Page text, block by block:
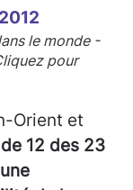
le monde -
pour
Orient et
12 des 23